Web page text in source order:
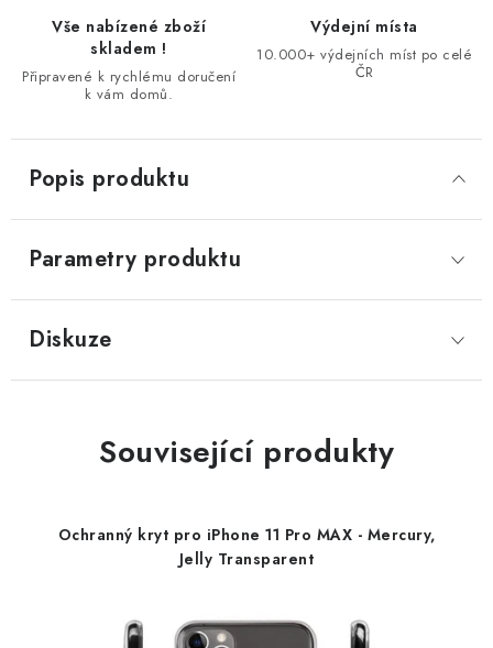
Vše nabízené zboží
skladem !
Připravené k rychlému doručení
k vám domů.
Výdejní místa
10.000+ výdejních míst po celé
ČR
Popis produktu
Parametry produktu
Diskuze
Související produkty
Ochranný kryt pro iPhone 11 Pro MAX - Mercury,
Jelly Transparent